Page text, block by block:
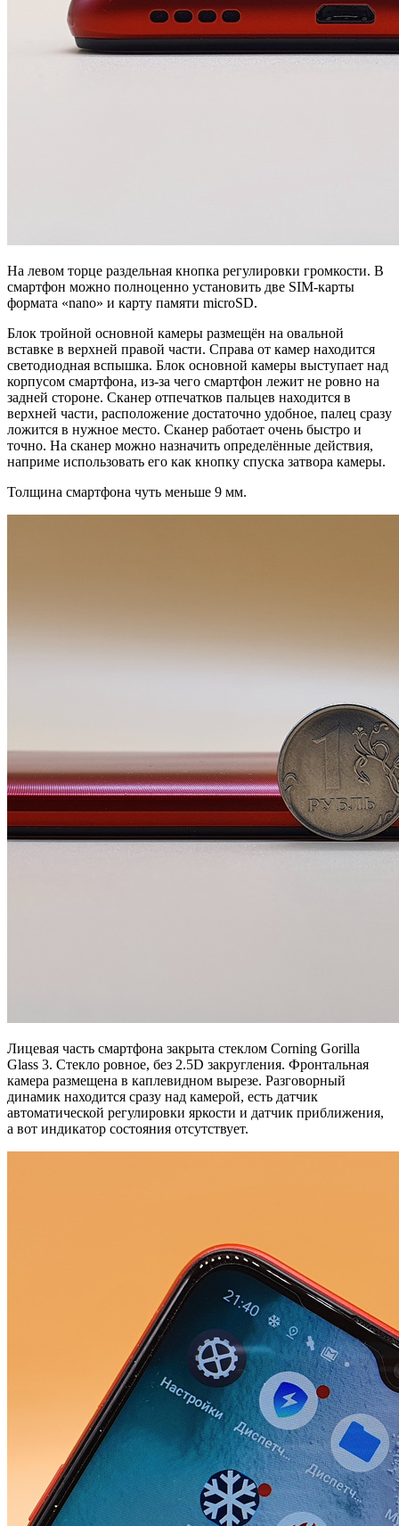
На левом торце раздельная кнопка регулировки громкости. В
смартфон можно полноценно установить две SIM-карты
формата «nano» и карту памяти microSD.
Блок тройной основной камеры размещён на овальной
вставке в верхней правой части. Справа от камер находится
светодиодная вспышка. Блок основной камеры выступает над
корпусом смартфона, из-за чего смартфон лежит не ровно на
задней стороне. Сканер отпечатков пальцев находится в
верхней части, расположение достаточно удобное, палец сразу
ложится в нужное место. Сканер работает очень быстро и
точно. На сканер можно назначить определённые действия,
наприме использовать его как кнопку спуска затвора камеры.
Толщина смартфона чуть меньше 9 мм.
Лицевая часть смартфона закрыта стеклом Corning Gorilla
Glass 3. Стекло ровное, без 2.5D закругления. Фронтальная
камера размещена в каплевидном вырезе. Разговорный
динамик находится сразу над камерой, есть датчик
автоматической регулировки яркости и датчик приближения,
а вот индикатор состояния отсутствует.